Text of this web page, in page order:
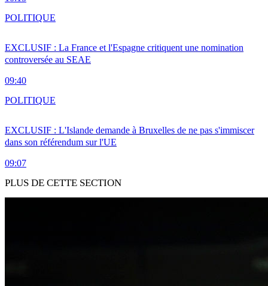
EXCLUSIF : La France et l'Espagne critiquent une nomination
controversée au SEAE
09:40
POLITIQUE
EXCLUSIF : L'Islande demande à Bruxelles de ne pas s'immiscer
dans son référendum sur l'UE
09:07
POLITIQUE
PLUS DE CETTE SECTION